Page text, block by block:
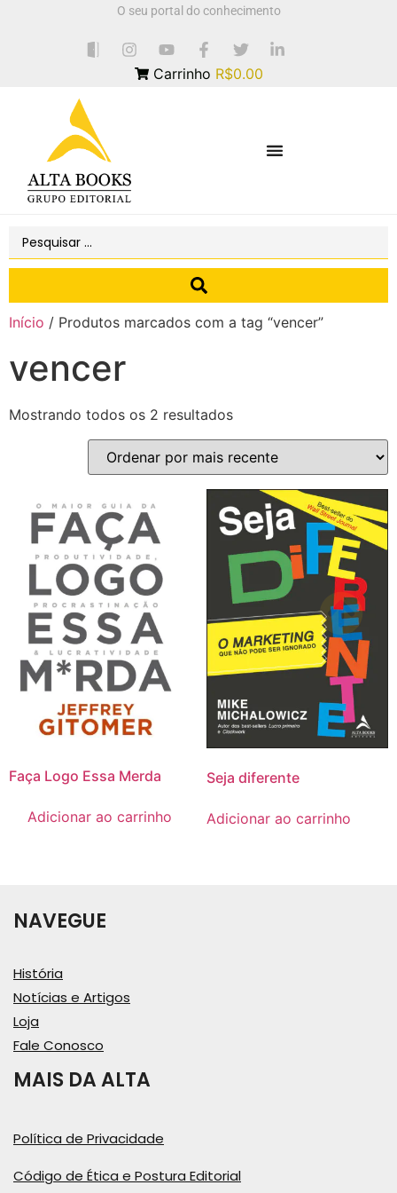
O seu portal do conhecimento
Carrinho R$0.00
Início / Produtos marcados com a tag “vencer”
vencer
Mostrando todos os 2 resultados
Faça Logo Essa Merda
Adicionar ao carrinho
Seja diferente
Adicionar ao carrinho
NAVEGUE
História
Notícias e Artigos
Loja
Fale Conosco
MAIS DA ALTA
Política de Privacidade
Código de Ética e Postura Editorial